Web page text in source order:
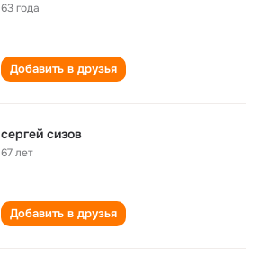
63 года
Добавить в друзья
сергей сизов
67 лет
Добавить в друзья